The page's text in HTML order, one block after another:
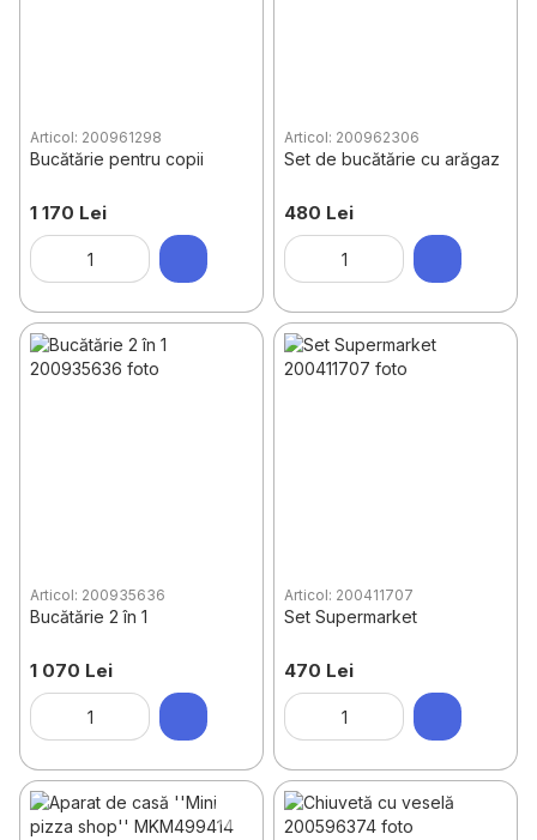
Articol: 200961298
Bucătărie pentru copii
1 170 Lei
Articol: 200962306
Set de bucătărie cu arăgaz
480 Lei
Articol: 200935636
Bucătărie 2 în 1
1 070 Lei
Articol: 200411707
Set Supermarket
470 Lei